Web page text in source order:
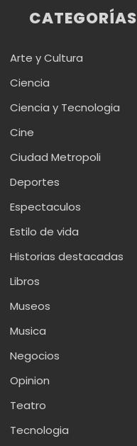
CATEGORÍAS
Arte y Cultura
Ciencia
Ciencia y Tecnologia
Cine
Ciudad Metropoli
Deportes
Espectaculos
Estilo de vida
Historias destacadas
Libros
Museos
Musica
Negocios
Opinion
Teatro
Tecnologia